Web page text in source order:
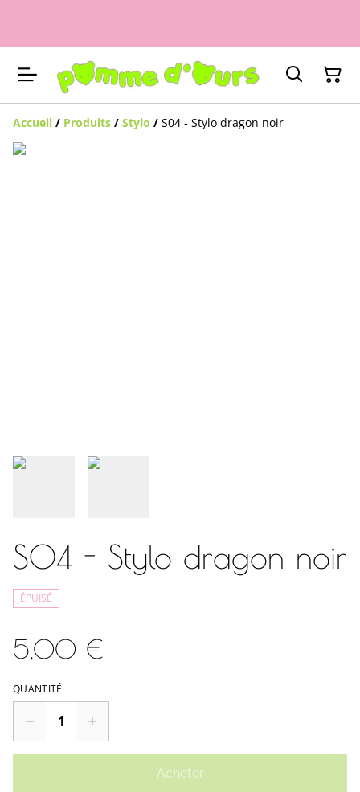
Accueil / Produits / Stylo / S04 - Stylo dragon noir
S04 - Stylo dragon noir
ÉPUISÉ
5,00 €
QUANTITÉ
Acheter